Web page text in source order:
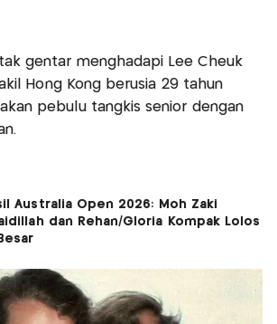
gentar menghadapi Lee Cheuk
Hong Kong berusia 29 tahun
pebulu tangkis senior dengan
Australia Open 2026: Moh Zaki
dan Rehan/Gloria Kompak Lolos